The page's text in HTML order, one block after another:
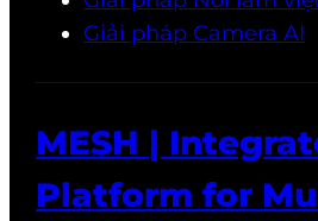
Giải pháp Camera AI
MESH |
Platform for